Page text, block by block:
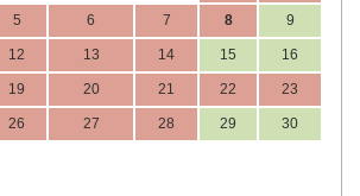
5 6 7 8 9
12 13 14 15 16
19 20 21 22 23
26 27 28 29 30